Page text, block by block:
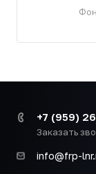
+7 (959)
Заказать
info@frp-